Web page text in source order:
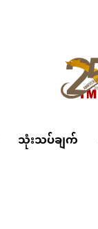
သုံးသပ်ချက်